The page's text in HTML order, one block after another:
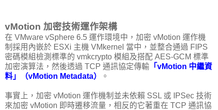
vMotion 加密技術運作架構
在 VMware vSphere 6.5 運作環境中，加密 vMotion 運作機
制採用內嵌於 ESXi 主機 VMkernel 當中，並整合通過 FIPS
密碼模組檢測標準的 vmkcrypto 模組及搭配 AES-GCM 標準
加密演算法，然後透過 TCP 通訊協定傳輸 「vMotion 中繼資
料」（vMotion Metadata）
。
事實上，加密 vMotion 運作機制並未依賴 SSL 或 IPSec 技術
來加密 vMotion 即時遷移流量，相反的它著重在 TCP 通訊協